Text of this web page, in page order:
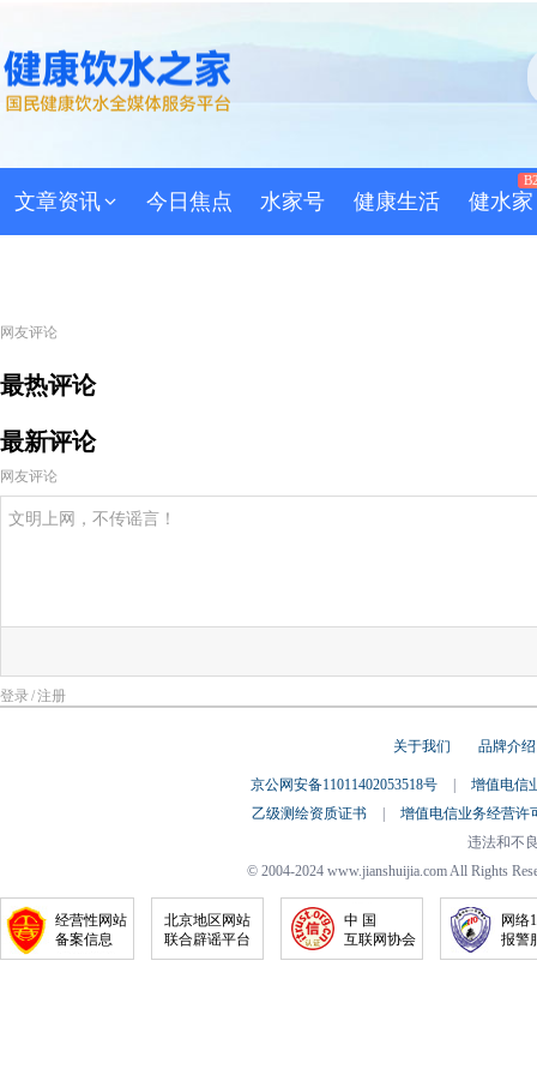
文章资讯 今日焦点 水家号 健康生活 健水家
网友评论
最热评论
最新评论
网友评论
登录/注册
关于我们 品牌介绍
京公网安备11011402053518号
增值电信
乙级测绘资质证书
增值电信业务经营许
违法和不
© 2004-2024 www.jianshuijia.com All Rights
经营性网站
备案信息
北京地区网站
联合辟谣平台
中 国
互联网协会
网络
报警